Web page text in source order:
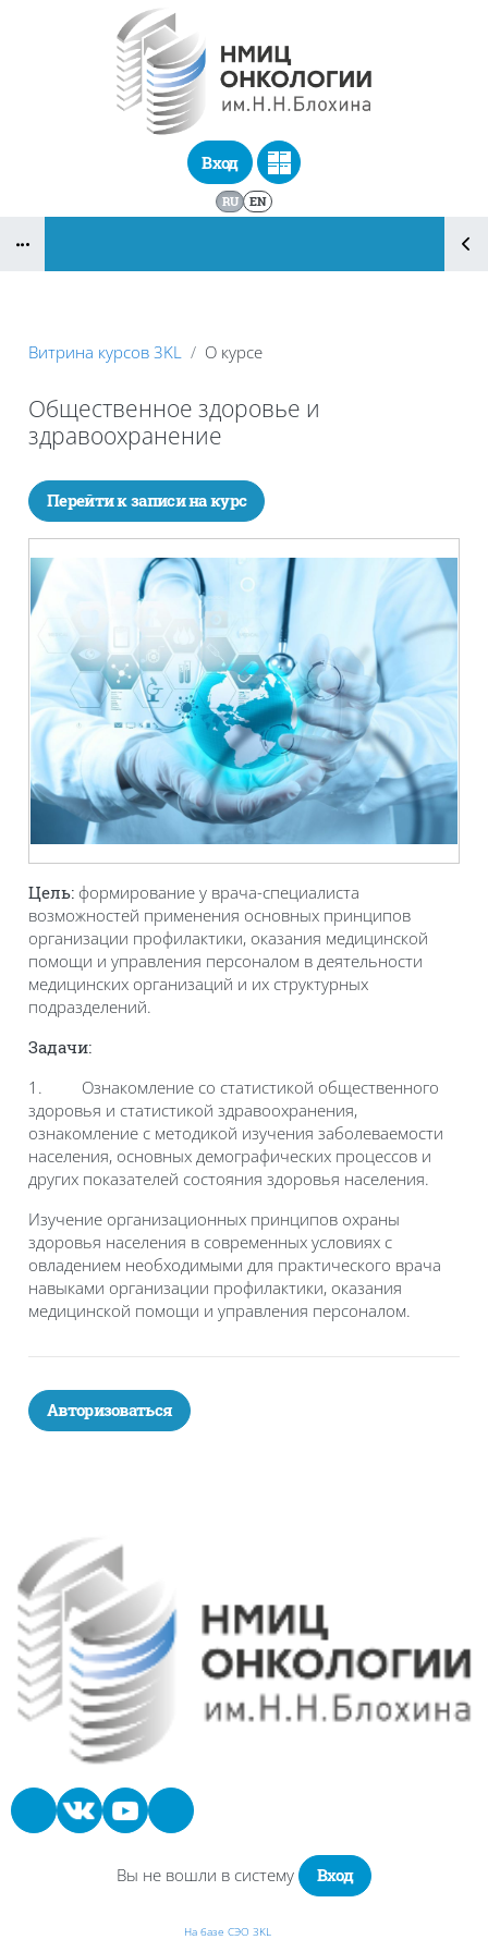
Перейти к основному содержанию
Вход
RU EN
Витрина курсов 3KL О курсе
Общественное здоровье и
здравоохранение
Блоки
Перейти к записи на курс
Цель: формирование у врача-специалиста
возможностей применения основных принципов
организации профилактики, оказания медицинской
помощи и управления персоналом в деятельности
медицинских организаций и их структурных
подразделений.
Задачи:
1. Ознакомление со статистикой общественного
здоровья и статистикой здравоохранения,
ознакомление с методикой изучения заболеваемости
населения, основных демографических процессов и
других показателей состояния здоровья населения.
Изучение организационных принципов охраны
здоровья населения в современных условиях с
овладением необходимыми для практического врача
навыками организации профилактики, оказания
медицинской помощи и управления персоналом.
Авторизоваться
Вы не вошли в систему Вход
На базе СЭО 3KL